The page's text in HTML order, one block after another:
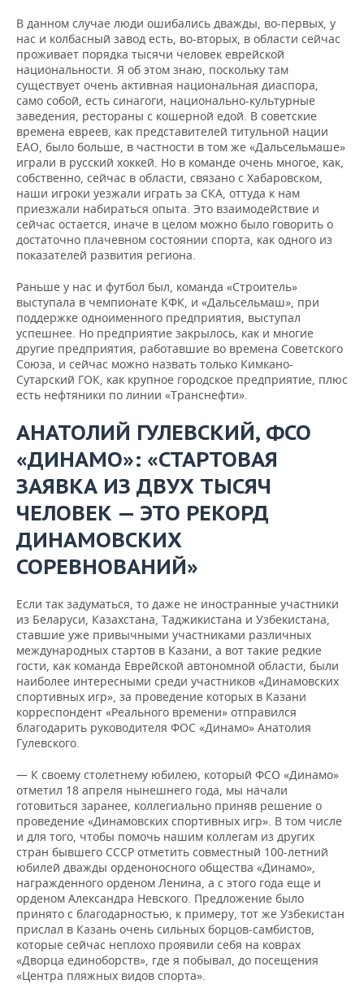
В данном случае люди ошибались дважды, во-первых, у
нас и колбасный завод есть, во-вторых, в области сейчас
проживает порядка тысячи человек еврейской
национальности. Я об этом знаю, поскольку там
существует очень активная национальная диаспора,
само собой, есть синагоги, национально-культурные
заведения, рестораны с кошерной едой. В советские
времена евреев, как представителей титульной нации
ЕАО, было больше, в частности в том же «Дальсельмаше»
играли в русский хоккей. Но в команде очень многое, как,
собственно, сейчас в области, связано с Хабаровском,
наши игроки уезжали играть за СКА, оттуда к нам
приезжали набираться опыта. Это взаимодействие и
сейчас остается, иначе в целом можно было говорить о
достаточно плачевном состоянии спорта, как одного из
показателей развития региона.
Раньше у нас и футбол был, команда «Строитель»
выступала в чемпионате КФК, и «Дальсельмаш», при
поддержке одноименного предприятия, выступал
успешнее. Но предприятие закрылось, как и многие
другие предприятия, работавшие во времена Советского
Союза, и сейчас можно назвать только Кимкано-
Сутарский ГОК, как крупное городское предприятие, плюс
есть нефтяники по линии «Транснефти».
АНАТОЛИЙ ГУЛЕВСКИЙ, ФСО
«ДИНАМО»: «СТАРТОВАЯ
ЗАЯВКА ИЗ ДВУХ ТЫСЯЧ
ЧЕЛОВЕК — ЭТО РЕКОРД
ДИНАМОВСКИХ
СОРЕВНОВАНИЙ»
Если так задуматься, то даже не иностранные участники
из Беларуси, Казахстана, Таджикистана и Узбекистана,
ставшие уже привычными участниками различных
международных стартов в Казани, а вот такие редкие
гости, как команда Еврейской автономной области, были
наиболее интересными среди участников «Динамовских
спортивных игр», за проведение которых в Казани
корреспондент «Реального времени» отправился
благодарить руководителя ФОС «Динамо» Анатолия
Гулевского.
— К своему столетнему юбилею, который ФСО «Динамо»
отметил 18 апреля нынешнего года, мы начали
готовиться заранее, коллегиально приняв решение о
проведение «Динамовских спортивных игр». В том числе
и для того, чтобы помочь нашим коллегам из других
стран бывшего СССР отметить совместный 100-летний
юбилей дважды орденоносного общества «Динамо»,
награжденного орденом Ленина, а с этого года еще и
орденом Александра Невского. Предложение было
принято с благодарностью, к примеру, тот же Узбекистан
прислал в Казань очень сильных борцов-самбистов,
которые сейчас неплохо проявили себя на коврах
«Дворца единоборств», где я побывал, до посещения
«Центра пляжных видов спорта».